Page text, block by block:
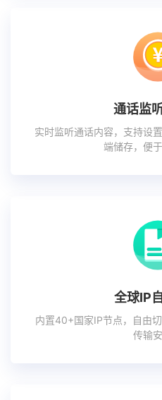
通话监
实时监听通话内容，支持设
端储存，便
全球IP
内置40+国家IP节点，自由
传输安